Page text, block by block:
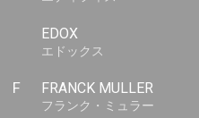
EDOX
エドックス
F FRANCK MULLER
フランク・ミュラー